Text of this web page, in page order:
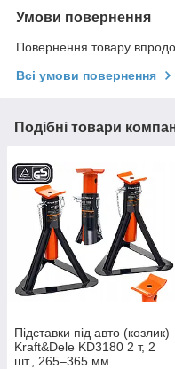
Умови повернення
Повернення товару
Всі умови повернення
Подібні товари
Підставки під авто (козлик)
Kraft&Dele KD3180 2 т, 2
шт., 265–365 мм